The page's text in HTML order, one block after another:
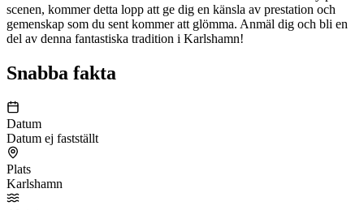
scenen, kommer detta lopp att ge dig en känsla av prestation och
gemenskap som du sent kommer att glömma. Anmäl dig och bli en
del av denna fantastiska tradition i Karlshamn!
Snabba fakta
Datum
Datum ej fastställt
Plats
Karlshamn